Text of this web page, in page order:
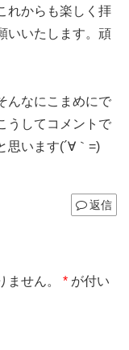
れからも楽しく拝
いいたします。頑
んなにこまめにで
うしてコメントで
思います(´∀｀=)
返信
せん。 * が付い